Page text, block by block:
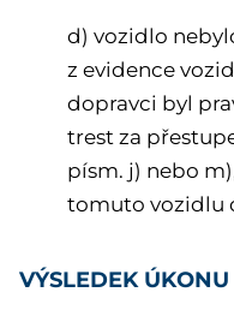
d) vozidlo
z evidence
dopravci byl
trest za
písm. j) nebo
tomuto vozidlu
VÝSLEDEK ÚKONU